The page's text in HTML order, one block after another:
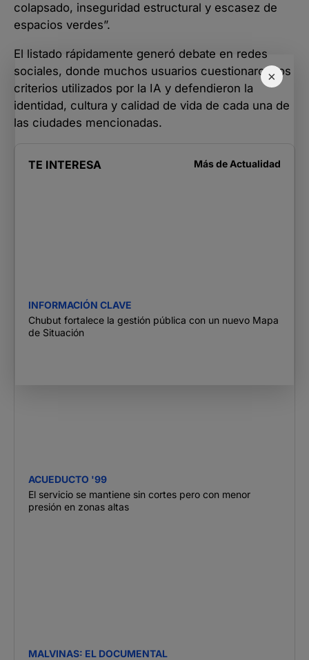
×
colapsado, inseguridad estructural y escasez de
espacios verdes”.
El listado rápidamente generó debate en redes
sociales, donde muchos usuarios cuestionaron los
criterios utilizados por la IA y defendieron la
identidad, cultura y calidad de vida de cada una de
las ciudades mencionadas.
TE INTERESA Más de Actualidad
INFORMACIÓN CLAVE
Chubut fortalece la gestión pública con un nuevo Mapa
de Situación
ACUEDUCTO '99
El servicio se mantiene sin cortes pero con menor
presión en zonas altas
MALVINAS: EL DOCUMENTAL